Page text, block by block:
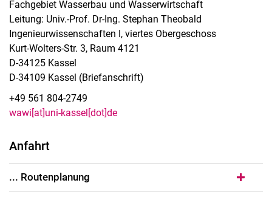
Fachgebiet Wasserbau und Wasserwirtschaft
Leitung: Univ.-Prof. Dr-Ing. Stephan Theobald
Ingenieurwissenschaften I, viertes Obergeschoss
Kurt-Wolters-Str. 3, Raum 4121
D-34125 Kassel
D-34109 Kassel (Briefanschrift)
+49 561 804-2749
wawi[at]uni-kassel[dot]de
Anfahrt
... Routenplanung